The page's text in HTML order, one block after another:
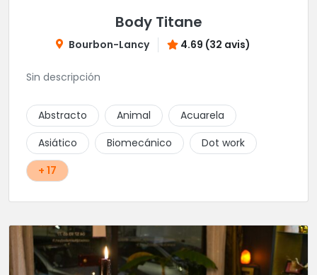
Body Titane
Bourbon-Lancy 4.69 (32 avis)
Sin descripción
Abstracto Animal
Acuarela
Asiático
Biomecánico
Dot work
+ 17